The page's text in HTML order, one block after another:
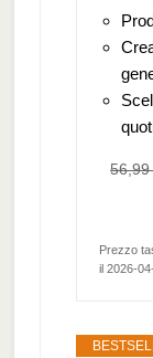
56,99
Prezzo
il 2026-